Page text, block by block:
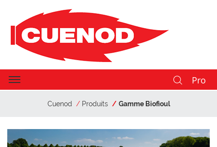
Pro
Cuenod Produits Gamme Biofioul